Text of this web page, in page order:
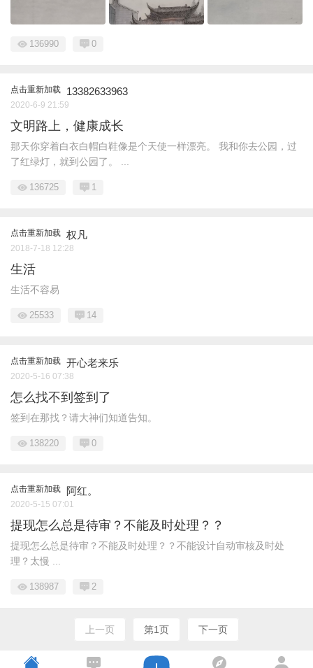
136990 0
点击重新加载 13382633963
2020-6-9 21:59
文明路上，健康成长
那天你穿着白衣白帽白鞋像是个天使一样漂亮。 我和你去公园，过
了红绿灯，就到公园了。 ...
136725 1
点击重新加载 权凡
2018-7-18 12:28
生活
生活不容易
25533 14
点击重新加载 开心老来乐
2020-5-16 07:38
怎么找不到签到了
签到在那找？请大神们知道告知。
138220 0
点击重新加载 阿红。
2020-5-15 07:01
提现怎么总是待审？不能及时处理？？
提现怎么总是待审？不能及时处理？？不能设计自动审核及时处
理？太慢 ...
138987 2
上一页 第1页 下一页